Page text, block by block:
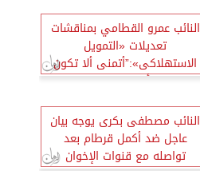
النائب عمرو القطامي بمناقشات
تعديلات «التمويل
الاستهلاكى»:”أتمنى ألا تكون
الكفالة بأجر عبء جديد على
النائب مصطفى بكرى يوجه بيان
عاجل ضد أكمل قرطام بعد
تواصله مع قنوات الإخوان